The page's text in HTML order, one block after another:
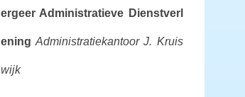
ergeer Administratieve Dienstverl
ening Administratiekantoor J. Kruis
wijk